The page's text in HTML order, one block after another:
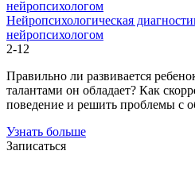
Нейропсихологическая
нейропсихологом
2-12
Правильно ли развивается
талантами он обладает? Как
поведение и решить проблемы с
Узнать больше
Записаться